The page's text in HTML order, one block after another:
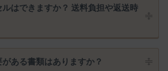
はできますか？ 送料負担や返送時
ある書類はありますか？